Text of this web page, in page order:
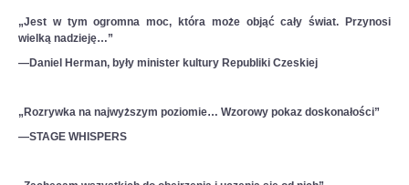
„Jest w tym ogromna moc, która może objąć cały świat. Przynosi
wielką nadzieję…”
—Daniel Herman, były minister kultury Republiki Czeskiej
„Rozrywka na najwyższym poziomie… Wzorowy pokaz doskonałości”
—STAGE WHISPERS